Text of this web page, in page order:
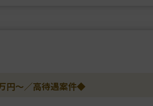
円～／高待遇案件◆